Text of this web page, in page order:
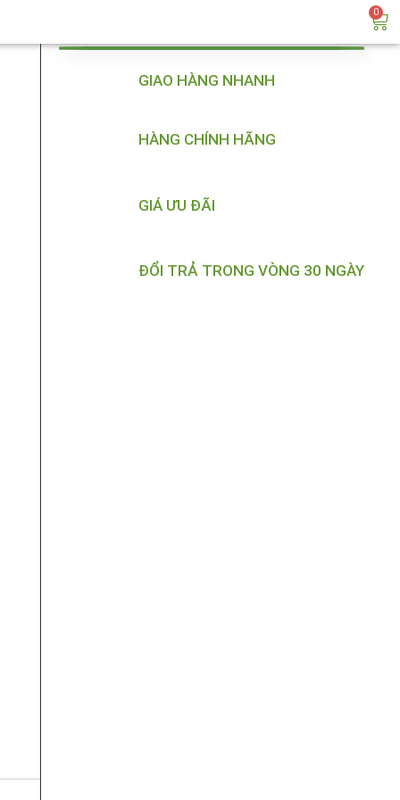
0
GIAO HÀNG NHANH
HÀNG CHÍNH HÃNG
GIÁ ƯU ĐÃI
ĐỔI TRẢ TRONG VÒNG 30 NGÀY